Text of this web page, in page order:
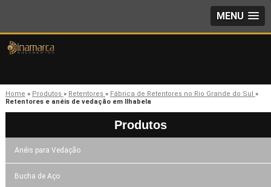
MENU
Home » Produtos » Retentores » Fábrica de Retentores no Rio Grande do Sul »
Retentores e anéis de vedação em Ilhabela
Produtos
Anéis para Vedação
Bucha de Aço